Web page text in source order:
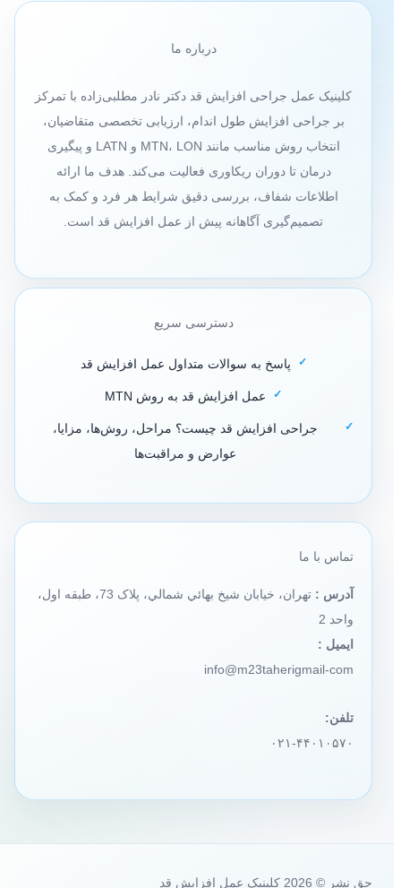
درباره ما
کلینیک عمل جراحی افزایش قد دکتر نادر مطلبی‌زاده با تمرکز
بر جراحی افزایش طول اندام، ارزیابی تخصصی متقاضیان،
انتخاب روش مناسب مانند MTN، LON و LATN و پیگیری
درمان تا دوران ریکاوری فعالیت می‌کند. هدف ما ارائه
اطلاعات شفاف، بررسی دقیق شرایط هر فرد و کمک به
تصمیم‌گیری آگاهانه پیش از عمل افزایش قد است.
دسترسی سریع
پاسخ به سوالات متداول عمل افزایش قد
عمل افزایش قد به روش MTN
جراحی افزایش قد چیست؟ مراحل، روش‌ها، مزایا،
عوارض و مراقبت‌ها
تماس با ما
آدرس :
تهران، خيابان شيخ بهائي شمالي، پلاک 73، طبقه اول،
واحد 2
ایمیل :
info@m23taherigmail-com
تلفن:
۰۲۱-۴۴۰۱۰۵۷۰
حق نشر © 2026 کلینیک عمل افزایش قد